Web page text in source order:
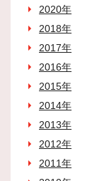
2020年
2018年
2017年
2016年
2015年
2014年
2013年
2012年
2011年